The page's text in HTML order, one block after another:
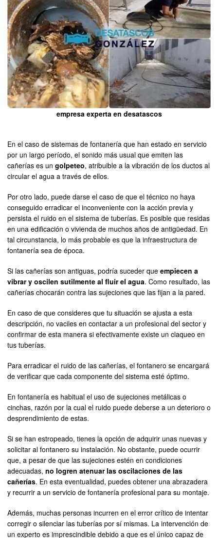
empresa experta en desatascos
En el caso de sistemas de fontanería que han estado en servicio
por un largo período, el sonido más usual que emiten las
cañerías es un golpeteo, atribuible a la vibración de los ductos al
circular el agua a través de ellos.
Por otro lado, puede darse el caso de que el técnico no haya
conseguido erradicar el inconveniente con la acción previa y
persista el ruido en el sistema de tuberías. Es posible que residas
en una edificación o vivienda de muchos años de antigüedad. En
tal circunstancia, lo más probable es que la infraestructura de
fontanería sea de época.
Si las cañerías son antiguas, podría suceder que empiecen a
vibrar y oscilen sutilmente al fluir el agua. Como resultado, las
cañerías chocarán contra las sujeciones que las fijan a la pared.
En caso de que consideres que tu situación se ajusta a esta
descripción, no vaciles en contactar a un profesional del sector y
confirmar de esta manera si efectivamente existe un claqueo en
tus tuberías.
Para erradicar el ruido de las cañerías, el fontanero se encargará
de verificar que cada componente del sistema esté óptimo.
En fontanería es habitual el uso de sujeciones metálicas o
cinchas, razón por la cual el ruido puede deberse a un deterioro o
desprendimiento de estas.
Si se han estropeado, tienes la opción de adquirir unas nuevas y
solicitar al fontanero su instalación. No obstante, puede ocurrir
que, a pesar de que las sujeciones estén en condiciones
adecuadas, no logren atenuar las oscilaciones de las
cañerías. En esta eventualidad, puedes obtener una abrazadera
y recurrir a un servicio de fontanería profesional para su montaje.
Además, muchas personas incurren en el error crítico de intentar
corregir o silenciar las tuberías por sí mismas. La intervención de
un experto es imprescindible debido a que es el único capaz de